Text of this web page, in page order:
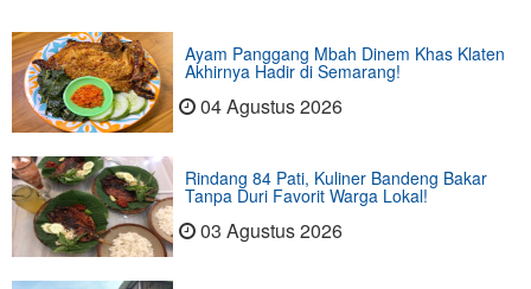
Ayam Panggang Mbah Dinem Khas Klaten
Akhirnya Hadir di Semarang!
04 Agustus 2026
Rindang 84 Pati, Kuliner Bandeng Bakar
Tanpa Duri Favorit Warga Lokal!
03 Agustus 2026